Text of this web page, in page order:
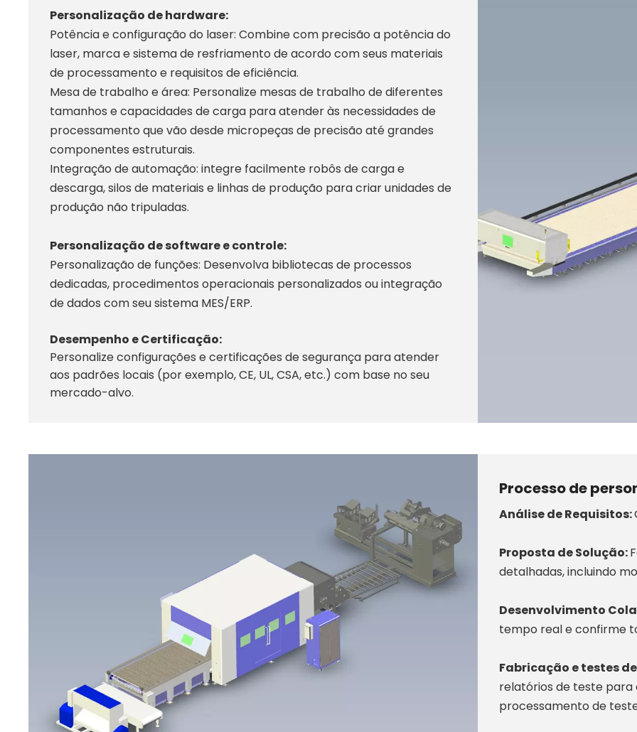
Personalização de hardware:
Potência e configuração do laser: Combine com precisão a potência do
laser, marca e sistema de resfriamento de acordo com seus materiais
de processamento e requisitos de eficiência.
Mesa de trabalho e área: Personalize mesas de trabalho de diferentes
tamanhos e capacidades de carga para atender às necessidades de
processamento que vão desde micropeças de precisão até grandes
componentes estruturais.
Integração de automação: integre facilmente robôs de carga e
descarga, silos de materiais e linhas de produção para criar unidades de
produção não tripuladas.
Personalização de software e controle:
Personalização de funções: Desenvolva bibliotecas de processos
dedicadas, procedimentos operacionais personalizados ou integração
de dados com seu sistema MES/ERP.
Desempenho e Certificação:
Personalize configurações e certificações de segurança para atender
aos padrões locais (por exemplo, CE, UL, CSA, etc.) com base no seu
mercado-alvo.
Processo de
Análise de Requisitos:
Proposta de Solução:
detalhadas, incluindo
Desenvolvimento
tempo real e confirme
Fabricação e testes
relatórios de teste para
processamento de